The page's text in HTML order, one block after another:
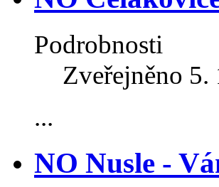
Podrobnosti
Zveřejněno 5.
...
NO Nusle -